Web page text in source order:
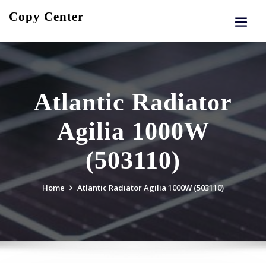
Copy Center
Atlantic Radiator
Agilia 1000W
(503110)
Home Atlantic Radiator Agilia 1000W (503110)